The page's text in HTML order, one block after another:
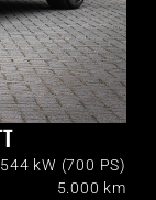
544 kW (700 PS)
5.000 km